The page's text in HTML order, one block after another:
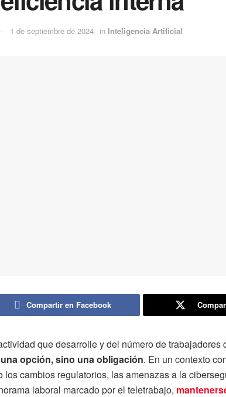
1 de septiembre de 2024 in Inteligencia Artificial
Compartir en Facebook
que desarrolle y del número de trabajadores
opción, sino una obligación. En un contexto
los cambios regulatorios, las amenazas a la
laboral marcado por el teletrabajo,